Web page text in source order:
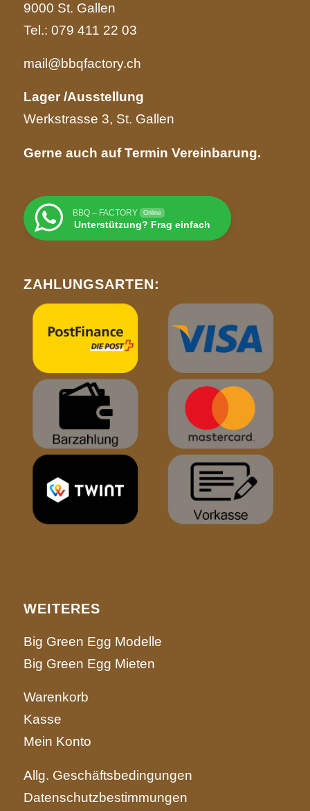
9000 St. Gallen
Tel.: 079 411 22 03
mail@bbqfactory.ch
Lager /Ausstellung
Werkstrasse 3, St. Gallen
Gerne auch auf Termin Vereinbarung.
BBQ – FACTORY Online
Unterstützung? Frag einfach
ZAHLUNGSARTEN:
WEITERES
Big Green Egg Modelle
Big Green Egg Mieten
Warenkorb
Kasse
Mein Konto
Allg. Geschäftsbedingungen
Datenschutzbestimmungen